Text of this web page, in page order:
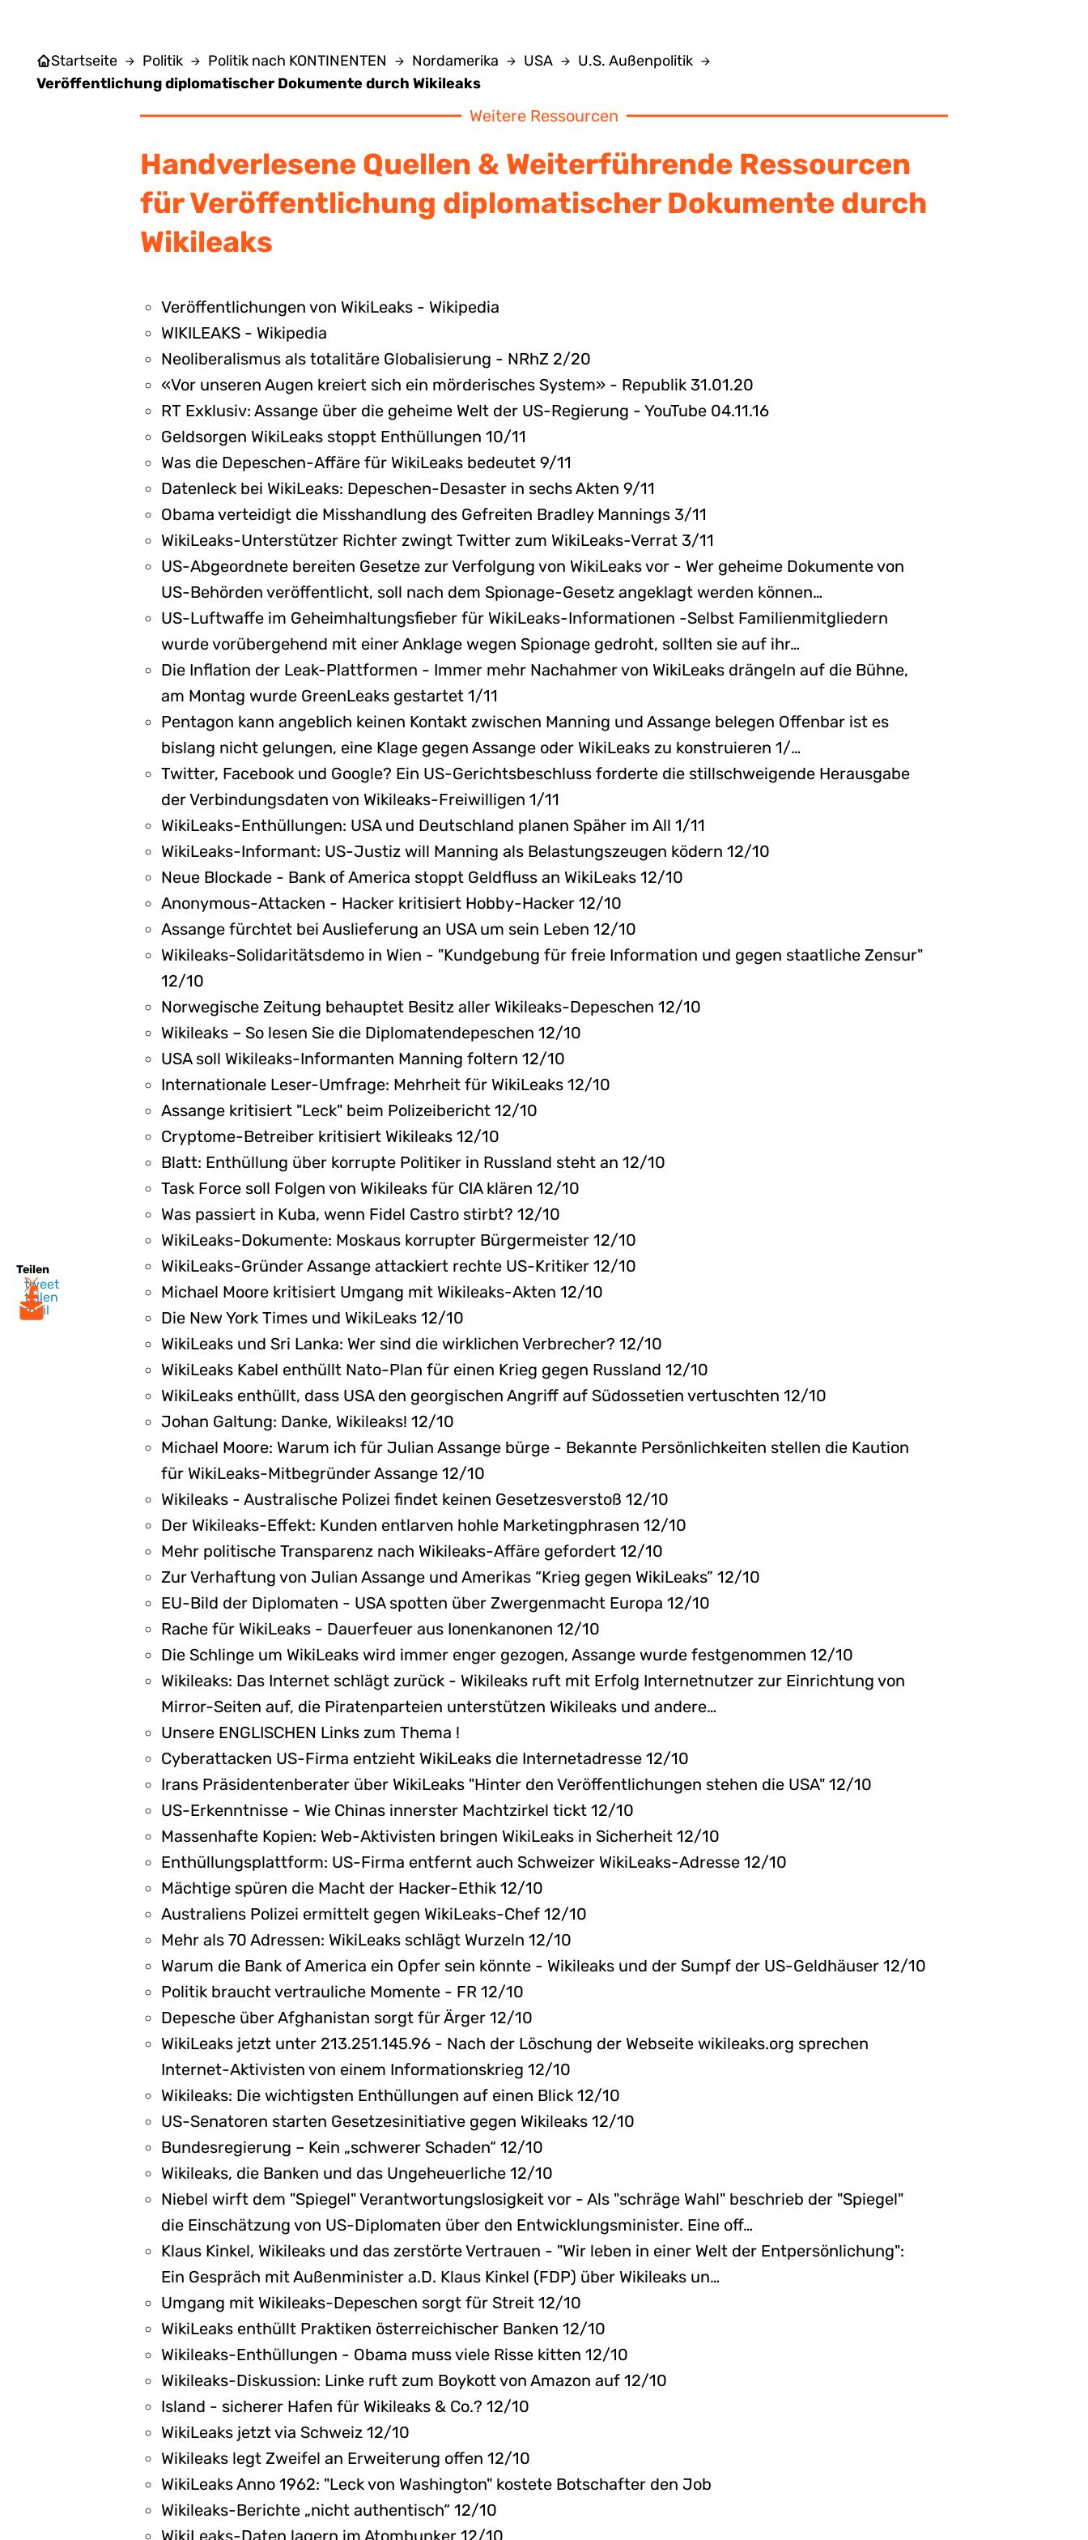
Teilen
tweet
teilen
mail
Startseite Politik Politik nach KONTINENTEN Nordamerika USA
U.S. Außenpolitik
Veröffentlichung diplomatischer Dokumente durch Wikileaks
Weitere Ressourcen
Handverlesene Quellen & Weiterführende Ressourcen
für Veröffentlichung diplomatischer Dokumente durch
Wikileaks
Veröffentlichungen von WikiLeaks - Wikipedia
WIKILEAKS - Wikipedia
Neoliberalismus als totalitäre Globalisierung - NRhZ 2/20
«Vor unseren Augen kreiert sich ein mörderisches System» - Republik 31.01.20
RT Exklusiv: Assange über die geheime Welt der US-Regierung - YouTube 04.11.16
Geldsorgen WikiLeaks stoppt Enthüllungen 10/11
Was die Depeschen-Affäre für WikiLeaks bedeutet 9/11
Datenleck bei WikiLeaks: Depeschen-Desaster in sechs Akten 9/11
Obama verteidigt die Misshandlung des Gefreiten Bradley Mannings 3/11
WikiLeaks-Unterstützer Richter zwingt Twitter zum WikiLeaks-Verrat 3/11
US-Abgeordnete bereiten Gesetze zur Verfolgung von WikiLeaks vor - Wer geheime Dokumente von
US-Behörden veröffentlicht, soll nach dem Spionage-Gesetz angeklagt werden können…
US-Luftwaffe im Geheimhaltungsfieber für WikiLeaks-Informationen -Selbst Familienmitgliedern
wurde vorübergehend mit einer Anklage wegen Spionage gedroht, sollten sie auf ihr…
Die Inflation der Leak-Plattformen - Immer mehr Nachahmer von WikiLeaks drängeln auf die Bühne,
am Montag wurde GreenLeaks gestartet 1/11
Pentagon kann angeblich keinen Kontakt zwischen Manning und Assange belegen Offenbar ist es
bislang nicht gelungen, eine Klage gegen Assange oder WikiLeaks zu konstruieren 1/…
Twitter, Facebook und Google? Ein US-Gerichtsbeschluss forderte die stillschweigende Herausgabe
der Verbindungsdaten von Wikileaks-Freiwilligen 1/11
WikiLeaks-Enthüllungen: USA und Deutschland planen Späher im All 1/11
WikiLeaks-Informant: US-Justiz will Manning als Belastungszeugen ködern 12/10
Neue Blockade - Bank of America stoppt Geldfluss an WikiLeaks 12/10
Anonymous-Attacken - Hacker kritisiert Hobby-Hacker 12/10
Assange fürchtet bei Auslieferung an USA um sein Leben 12/10
Wikileaks-Solidaritätsdemo in Wien - "Kundgebung für freie Information und gegen staatliche Zensur"
12/10
Norwegische Zeitung behauptet Besitz aller Wikileaks-Depeschen 12/10
Wikileaks – So lesen Sie die Diplomatendepeschen 12/10
USA soll Wikileaks-Informanten Manning foltern 12/10
Internationale Leser-Umfrage: Mehrheit für WikiLeaks 12/10
Assange kritisiert "Leck" beim Polizeibericht 12/10
Cryptome-Betreiber kritisiert Wikileaks 12/10
Blatt: Enthüllung über korrupte Politiker in Russland steht an 12/10
Task Force soll Folgen von Wikileaks für CIA klären 12/10
Was passiert in Kuba, wenn Fidel Castro stirbt? 12/10
WikiLeaks-Dokumente: Moskaus korrupter Bürgermeister 12/10
WikiLeaks-Gründer Assange attackiert rechte US-Kritiker 12/10
Michael Moore kritisiert Umgang mit Wikileaks-Akten 12/10
Die New York Times und WikiLeaks 12/10
WikiLeaks und Sri Lanka: Wer sind die wirklichen Verbrecher? 12/10
WikiLeaks Kabel enthüllt Nato-Plan für einen Krieg gegen Russland 12/10
WikiLeaks enthüllt, dass USA den georgischen Angriff auf Südossetien vertuschten 12/10
Johan Galtung: Danke, Wikileaks! 12/10
Michael Moore: Warum ich für Julian Assange bürge - Bekannte Persönlichkeiten stellen die Kaution
für WikiLeaks-Mitbegründer Assange 12/10
Wikileaks - Australische Polizei findet keinen Gesetzesverstoß 12/10
Der Wikileaks-Effekt: Kunden entlarven hohle Marketingphrasen 12/10
Mehr politische Transparenz nach Wikileaks-Affäre gefordert 12/10
Zur Verhaftung von Julian Assange und Amerikas “Krieg gegen WikiLeaks” 12/10
EU-Bild der Diplomaten - USA spotten über Zwergenmacht Europa 12/10
Rache für WikiLeaks - Dauerfeuer aus Ionenkanonen 12/10
Die Schlinge um WikiLeaks wird immer enger gezogen, Assange wurde festgenommen 12/10
Wikileaks: Das Internet schlägt zurück - Wikileaks ruft mit Erfolg Internetnutzer zur Einrichtung von
Mirror-Seiten auf, die Piratenparteien unterstützen Wikileaks und andere…
Unsere ENGLISCHEN Links zum Thema !
Cyberattacken US-Firma entzieht WikiLeaks die Internetadresse 12/10
Irans Präsidentenberater über WikiLeaks "Hinter den Veröffentlichungen stehen die USA" 12/10
US-Erkenntnisse - Wie Chinas innerster Machtzirkel tickt 12/10
Massenhafte Kopien: Web-Aktivisten bringen WikiLeaks in Sicherheit 12/10
Enthüllungsplattform: US-Firma entfernt auch Schweizer WikiLeaks-Adresse 12/10
Mächtige spüren die Macht der Hacker-Ethik 12/10
Australiens Polizei ermittelt gegen WikiLeaks-Chef 12/10
Mehr als 70 Adressen: WikiLeaks schlägt Wurzeln 12/10
Warum die Bank of America ein Opfer sein könnte - Wikileaks und der Sumpf der US-Geldhäuser 12/10
Politik braucht vertrauliche Momente - FR 12/10
Depesche über Afghanistan sorgt für Ärger 12/10
WikiLeaks jetzt unter 213.251.145.96 - Nach der Löschung der Webseite wikileaks.org sprechen
Internet-Aktivisten von einem Informationskrieg 12/10
Wikileaks: Die wichtigsten Enthüllungen auf einen Blick 12/10
US-Senatoren starten Gesetzesinitiative gegen Wikileaks 12/10
Bundesregierung – Kein „schwerer Schaden“ 12/10
Wikileaks, die Banken und das Ungeheuerliche 12/10
Niebel wirft dem "Spiegel" Verantwortungslosigkeit vor - Als "schräge Wahl" beschrieb der "Spiegel"
die Einschätzung von US-Diplomaten über den Entwicklungsminister. Eine off…
Klaus Kinkel, Wikileaks und das zerstörte Vertrauen - "Wir leben in einer Welt der Entpersönlichung":
Ein Gespräch mit Außenminister a.D. Klaus Kinkel (FDP) über Wikileaks un…
Umgang mit Wikileaks-Depeschen sorgt für Streit 12/10
WikiLeaks enthüllt Praktiken österreichischer Banken 12/10
Wikileaks-Enthüllungen - Obama muss viele Risse kitten 12/10
Wikileaks-Diskussion: Linke ruft zum Boykott von Amazon auf 12/10
Island - sicherer Hafen für Wikileaks & Co.? 12/10
WikiLeaks jetzt via Schweiz 12/10
Wikileaks legt Zweifel an Erweiterung offen 12/10
WikiLeaks Anno 1962: "Leck von Washington" kostete Botschafter den Job
Wikileaks-Berichte „nicht authentisch“ 12/10
WikiLeaks-Daten lagern im Atombunker 12/10